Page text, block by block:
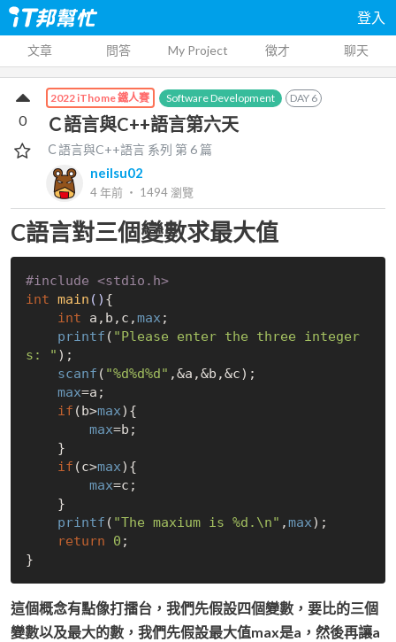
登入
文章 問答 My Project 徵才 聊天
2022 iThome 鐵人賽 Software Development DAY 6
Ｃ語言與C++語言第六天
Ｃ語言與C++語言 系列 第6 篇
neilsu02
4 年前 ‧ 1494瀏覽
0
C語言對三個變數求最大值
#include <stdio.h>
int main () {
int a,b,c,max ;
printf ( "Please enter the three integer
s: " );
scanf ( "%d%d%d" ,&a,&b,&c);
max=a;
if (b>max){
max=b;
if (c>max){
max=c;
printf ( "The maxium is %d.\n" ,max);
return
0 ;
這個概念有點像打擂台，我們先假設四個變數，要比的三個
變數以及最大的數，我們先假設最大值max是a，然後再讓a